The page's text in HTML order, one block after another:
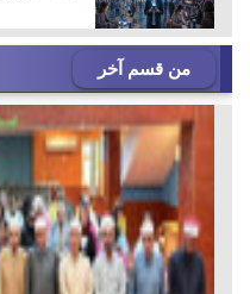
من قسم آخر